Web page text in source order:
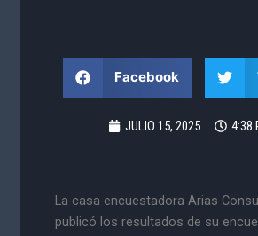
Facebook
JULIO 15, 2025 4:38
La casa encuestadora Arias
publicó los resultados de su